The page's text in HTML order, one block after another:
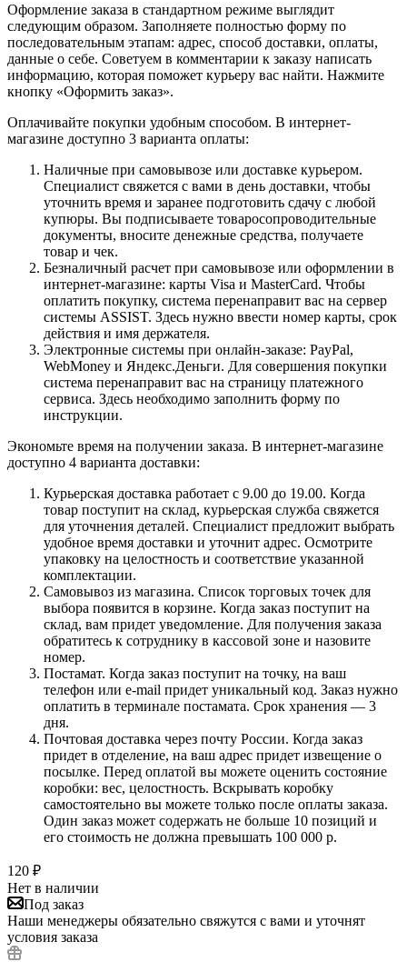
Оформление заказа в стандартном режиме выглядит
следующим образом. Заполняете полностью форму по
последовательным этапам: адрес, способ доставки, оплаты,
данные о себе. Советуем в комментарии к заказу написать
информацию, которая поможет курьеру вас найти. Нажмите
кнопку «Оформить заказ».
Оплачивайте покупки удобным способом. В интернет-
магазине доступно 3 варианта оплаты:
Наличные при самовывозе или доставке курьером.
Специалист свяжется с вами в день доставки, чтобы
уточнить время и заранее подготовить сдачу с любой
купюры. Вы подписываете товаросопроводительные
документы, вносите денежные средства, получаете
товар и чек.
Безналичный расчет при самовывозе или оформлении в
интернет-магазине: карты Visa и MasterCard. Чтобы
оплатить покупку, система перенаправит вас на сервер
системы ASSIST. Здесь нужно ввести номер карты, срок
действия и имя держателя.
Электронные системы при онлайн-заказе: PayPal,
WebMoney и Яндекс.Деньги. Для совершения покупки
система перенаправит вас на страницу платежного
сервиса. Здесь необходимо заполнить форму по
инструкции.
Экономьте время на получении заказа. В интернет-магазине
доступно 4 варианта доставки:
Курьерская доставка работает с 9.00 до 19.00. Когда
товар поступит на склад, курьерская служба свяжется
для уточнения деталей. Специалист предложит выбрать
удобное время доставки и уточнит адрес. Осмотрите
упаковку на целостность и соответствие указанной
комплектации.
Самовывоз из магазина. Список торговых точек для
выбора появится в корзине. Когда заказ поступит на
склад, вам придет уведомление. Для получения заказа
обратитесь к сотруднику в кассовой зоне и назовите
номер.
Постамат. Когда заказ поступит на точку, на ваш
телефон или e-mail придет уникальный код. Заказ нужно
оплатить в терминале постамата. Срок хранения — 3
дня.
Почтовая доставка через почту России. Когда заказ
придет в отделение, на ваш адрес придет извещение о
посылке. Перед оплатой вы можете оценить состояние
коробки: вес, целостность. Вскрывать коробку
самостоятельно вы можете только после оплаты заказа.
Один заказ может содержать не больше 10 позиций и
его стоимость не должна превышать 100 000 р.
120 ₽
Нет в наличии
Под заказ
Наши менеджеры обязательно свяжутся с вами и уточнят
условия заказа